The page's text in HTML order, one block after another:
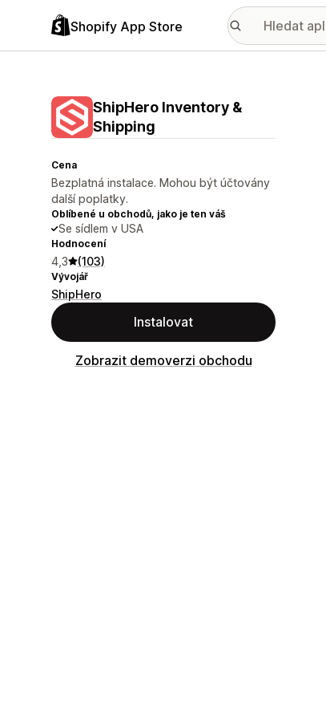
Shopify App Store
ShipHero Inventory &
Shipping
Cena
Bezplatná instalace. Mohou být účtovány
další poplatky.
Oblíbené u obchodů, jako je ten váš
Se sídlem v USA
Hodnocení
4,3 (103)
Vývojář
ShipHero
Instalovat
Zobrazit demoverzi obchodu